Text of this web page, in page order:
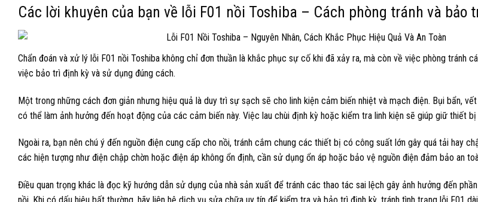
Các lời khuyên của bạn về lỗi F01 nồi Toshiba – Cách phòng tránh và bảo
Chẩn đoán và xử lý lỗi F01 nồi Toshiba không chỉ đơn thuần là khắc phục sự cố khi đã xảy ra, mà còn về việc phòng tránh
việc bảo trì định kỳ và sử dụng đúng cách.
Một trong những cách đơn giản nhưng hiệu quả là duy trì sự sạch sẽ cho linh kiện cảm biến nhiệt và mạch điện. Bụi bẩn,
có thể làm ảnh hưởng đến hoạt động của các cảm biến này. Việc lau chùi định kỳ hoặc kiểm tra linh kiện sẽ giúp giữ thiết bị
Ngoài ra, bạn nên chú ý đến nguồn điện cung cấp cho nồi, tránh cắm chung các thiết bị có công suất lớn gây quá tải hay
các hiện tượng như điện chập chờn hoặc điện áp không ổn định, cần sử dụng ổn áp hoặc bảo vệ nguồn điện đảm bảo an
Điều quan trọng khác là đọc kỹ hướng dẫn sử dụng của nhà sản xuất để tránh các thao tác sai lệch gây ảnh hưởng đến